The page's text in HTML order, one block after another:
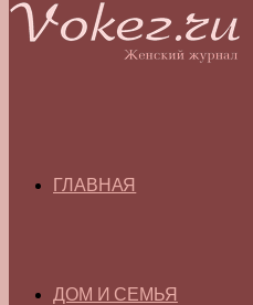
ГЛАВНАЯ
ДОМ И СЕМЬЯ